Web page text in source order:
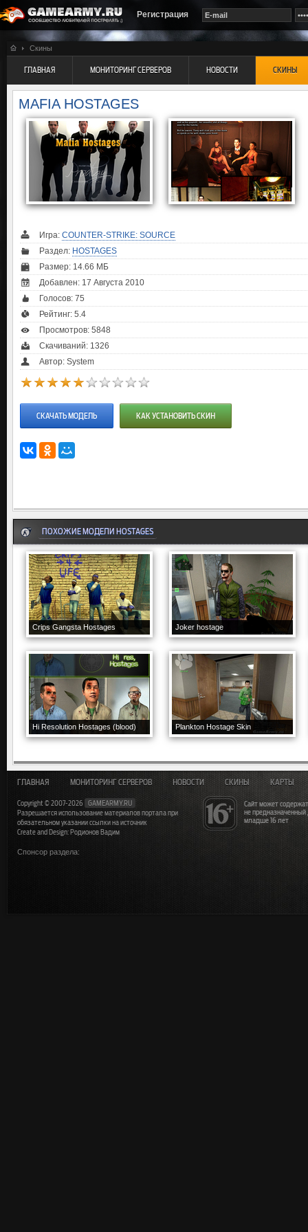
Регистрация
Скины
ГЛАВНАЯ МОНИТОРИНГ СЕРВЕРОВ НОВОСТИ СКИНЫ
MAFIA HOSTAGES
Игра: COUNTER-STRIKE: SOURCE
Раздел: HOSTAGES
Размер: 14.66 МБ
Добавлен: 17 Августа 2010
Голосов: 75
Рейтинг: 5.4
Просмотров: 5848
Скачиваний: 1326
Автор: System
СКАЧАТЬ МОДЕЛЬ КАК УСТАНОВИТЬ СКИН
ПОХОЖИЕ МОДЕЛИ HOSTAGES
Crips Gangsta Hostages Joker hostage
Hi Resolution Hostages (blood) Plankton Hostage Skin
Сайт может
не
младше 16 лет
ГЛАВНАЯ МОНИТОРИНГ СЕРВЕРОВ НОВОСТИ СКИНЫ КАРТЫ
Copyright © 2007-2026
GAMEARMY.RU
Разрешается использование материалов портала при
обязательном указании ссылки на источник
Create and Design: Родионов Вадим
Спонсор раздела: